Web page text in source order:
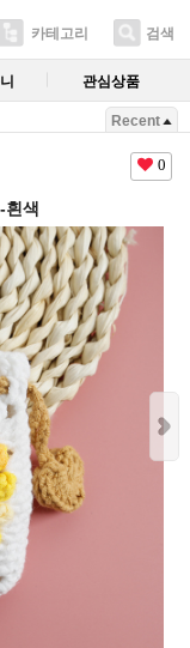
카테고리 검색
관심상품
Recent
0
흰색